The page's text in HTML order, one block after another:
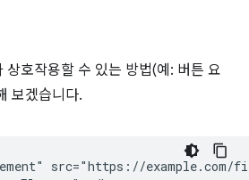
상호작용할 수 있는 방법(예: 버튼 요
보겠습니다.
src="https://example.com/